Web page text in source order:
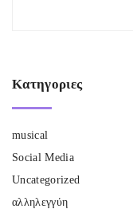
Κατηγοριες
musical
Social Media
Uncategorized
αλληλεγγύη